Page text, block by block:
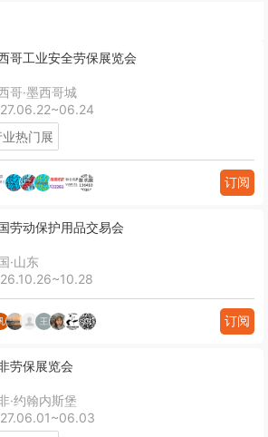
哥工业安全劳保展览会
哥·墨西哥城
业热门展
订阅
劳动保护用品交易会
·山东
订阅
劳保展览会
·约翰内斯堡